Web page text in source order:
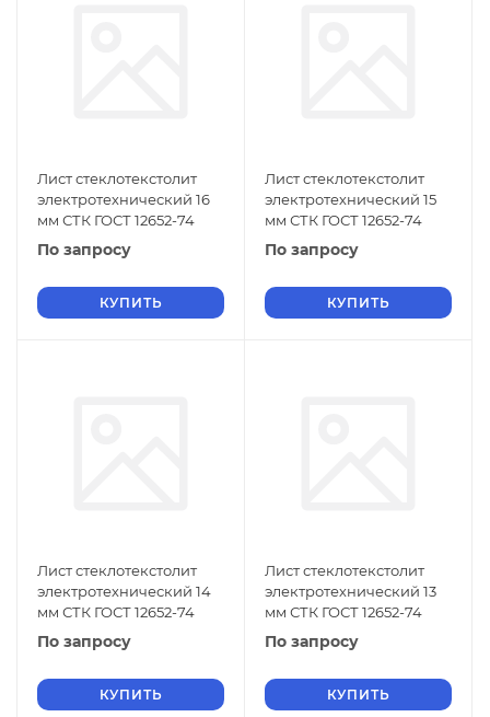
Лист стеклотекстолит
электротехнический 16
мм СТК ГОСТ 12652-74
По запросу
КУПИТЬ
Лист стеклотекстолит
электротехнический 15
мм СТК ГОСТ 12652-74
По запросу
КУПИТЬ
Лист стеклотекстолит
электротехнический 14
мм СТК ГОСТ 12652-74
По запросу
КУПИТЬ
Лист стеклотекстолит
электротехнический 13
мм СТК ГОСТ 12652-74
По запросу
КУПИТЬ